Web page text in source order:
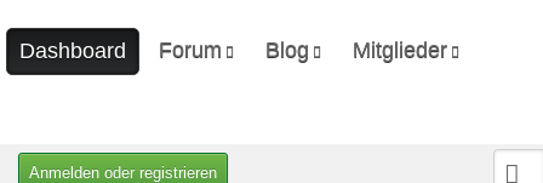
Anmelden oder registrieren
Dashboard Forum Blog Mitglieder